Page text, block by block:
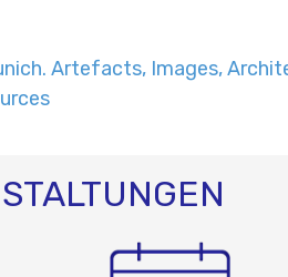
Artefacts, Images,